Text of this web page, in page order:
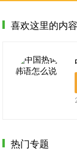
喜欢这里的内
热门专题